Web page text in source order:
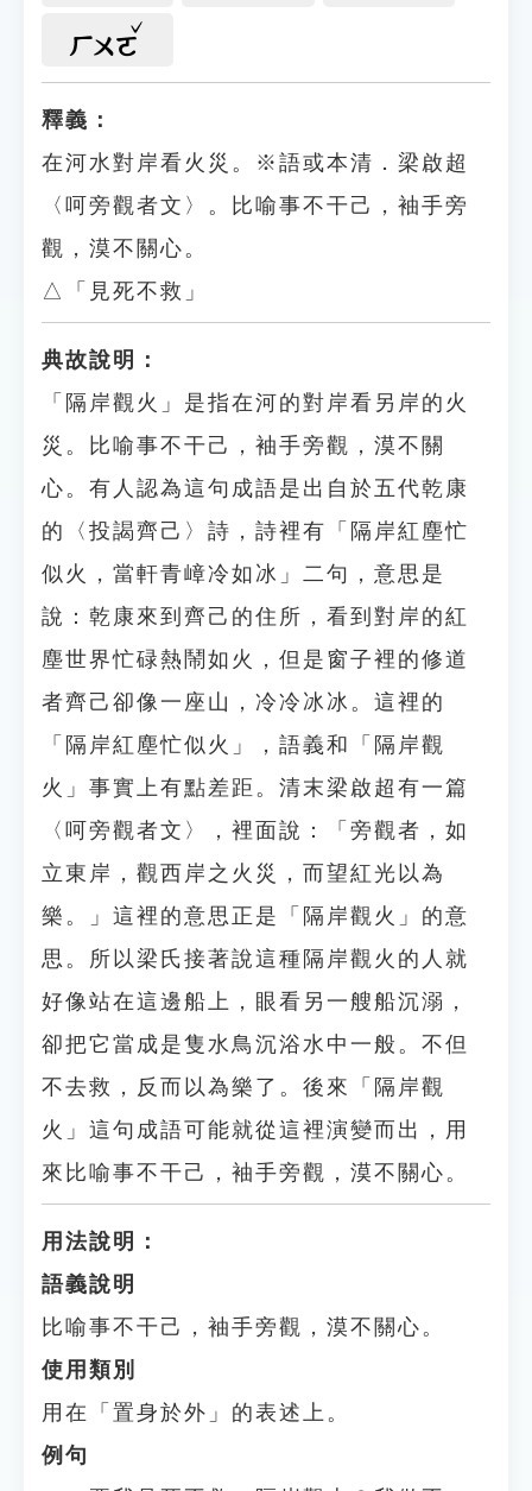
ㄏㄨㄛ
釋義：
在河水對岸看火災。※語或本清．梁啟超
〈呵旁觀者文〉。比喻事不干己，袖手旁
觀，漠不關心。
△「見死不救」
典故說明：
「隔岸觀火」是指在河的對岸看另岸的火
災。比喻事不干己，袖手旁觀，漠不關
心。有人認為這句成語是出自於五代乾康
的〈投謁齊己〉詩，詩裡有「隔岸紅塵忙
似火，當軒青嶂冷如冰」二句，意思是
說：乾康來到齊己的住所，看到對岸的紅
塵世界忙碌熱鬧如火，但是窗子裡的修道
者齊己卻像一座山，冷冷冰冰。這裡的
「隔岸紅塵忙似火」，語義和「隔岸觀
火」事實上有點差距。清末梁啟超有一篇
〈呵旁觀者文〉，裡面說：「旁觀者，如
立東岸，觀西岸之火災，而望紅光以為
樂。」這裡的意思正是「隔岸觀火」的意
思。所以梁氏接著說這種隔岸觀火的人就
好像站在這邊船上，眼看另一艘船沉溺，
卻把它當成是隻水鳥沉浴水中一般。不但
不去救，反而以為樂了。後來「隔岸觀
火」這句成語可能就從這裡演變而出，用
來比喻事不干己，袖手旁觀，漠不關心。
用法說明：
語義說明
比喻事不干己，袖手旁觀，漠不關心。
使用類別
用在「置身於外」的表述上。
例句